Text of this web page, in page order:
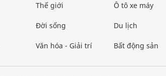
Thế giới
Đời sống
Văn hóa - Giải trí
Ô tô xe máy
Du lịch
Bất động sản